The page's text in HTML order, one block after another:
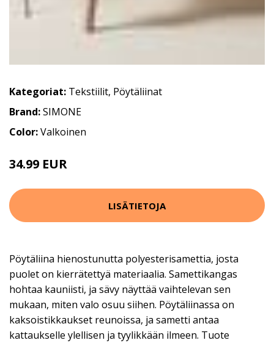
Kategoriat: Tekstiilit, Pöytäliinat
Brand:SIMONE
Color:Valkoinen
34.99 EUR
LISÄTIETOJA
Pöytäliina hienostunutta polyesterisamettia, josta
puolet on kierrätettyä materiaalia. Samettikangas
hohtaa kauniisti, ja sävy näyttää vaihtelevan sen
mukaan, miten valo osuu siihen. Pöytäliinassa on
kaksoistikkaukset reunoissa, ja sametti antaa
kattaukselle ylellisen ja tyylikkään ilmeen. Tuote